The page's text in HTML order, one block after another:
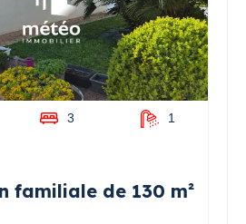
3 1
familiale de 130 m²